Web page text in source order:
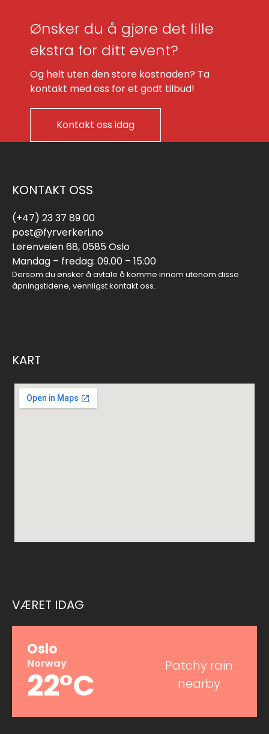
Ønsker du å gjøre det lille
ekstra for ditt event?
Og helt uten den store kostnaden? Ta
kontakt med oss for et godt tilbud!
Kontakt oss idag
KONTAKT OSS
(+47) 23 37 89 00
post@fyrverkeri.no
Lørenveien 68, 0585 Oslo
Mandag – fredag: 09.00 – 15:00
Dersom du ønsker å avtale å komme innom utenom disse
åpningstidene, vennligst kontakt oss.
KART
VÆRET IDAG
Oslo
Norway
22°C
Patchy rain
nearby